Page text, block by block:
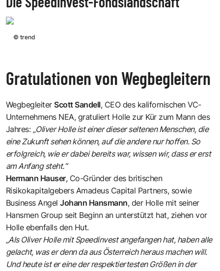
© trend
Gratulationen von Wegbegleitern
WegbegleiterScott Sandell, CEO des kalifornischenVC-
Unternehmens NEA, gratuliert Holle zur Kür zum Mann des
Jahres: „Oliver Holle ist einer dieser seltenen Menschen, die
eine Zukunft sehen können, auf die andere nur hoffen. So
erfolgreich, wie er dabei bereits war, wissen wir, dass er erst
am Anfang steht.“
Hermann Hauser, Co-Gründer des britischen
Risikokapitalgebers Amadeus Capital Partners, sowie
Business AngelJohann Hansmann, der Holle mit seiner
Hansmen Group seit Beginn an unterstützt hat, ziehen vor
Holle ebenfalls den Hut.
„Als Oliver Holle mit Speedinvest angefangen hat, haben alle
gelacht, was er denn da aus Österreich heraus machen will.
Und heute ist er eine der respektiertesten Größen in der